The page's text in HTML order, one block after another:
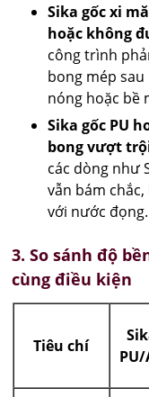
Sika gốc xi
hoặc không
công trình
bong mép
nóng hoặc bề
Sika gốc PU
bong vượt
các dòng như
vẫn bám
với nước đọng.
3. So sánh độ
cùng điều kiện
Tiêu chí